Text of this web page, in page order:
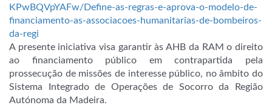
KPwBQVpYAFw/Define-as-regras-e-aprova-o-modelo-de-
financiamento-as-associacoes-humanitarias-de-bombeiros-
da-regi
A presente iniciativa visa garantir às AHB da RAM o direito
ao financiamento público em contrapartida pela
prossecução de missões de interesse público, no âmbito do
Sistema Integrado de Operações de Socorro da Região
Autónoma da Madeira.